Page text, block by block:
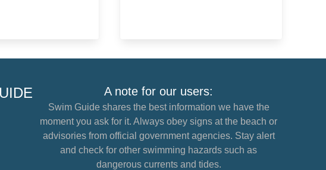
A note for our users:
Swim Guide shares the best information we have the
moment you ask for it. Always obey signs at the beach or
advisories from official government agencies. Stay alert
and check for other swimming hazards such as
dangerous currents and tides.